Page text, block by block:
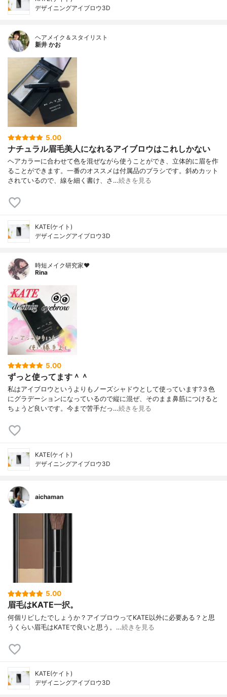
デザイニングアイブロウ3D
ヘアメイク＆スタイリスト
新井 かお
5.00
ナチュラル眉毛美人になれるアイブロウはこれしかない
ヘアカラーに合わせて色を混ぜながら使うことができ、立体的に眉を作
ることができます。一番のオススメは付属品のブラシです。斜めカット
されているので、線を細く書け、さ…続きを見る
KATE(ケイト)
デザイニングアイブロウ3D
時短メイク研究家❤️
Rina
5.00
ずっと使ってます＾＾
私はアイブロウというよりもノーズシャドウとして使っています?３色
にグラデーションになっているので縦に混ぜ、そのまま鼻筋につけると
ちょうど良いです。今まで苦手だっ…続きを見る
KATE(ケイト)
デザイニングアイブロウ3D
aichaman
5.00
眉毛はKATE一択。
何個リピしたでしょうか？アイブロウってKATE以外に必要ある？と思
うくらい眉毛はKATEで良いと思う。…続きを見る
KATE(ケイト)
デザイニングアイブロウ3D